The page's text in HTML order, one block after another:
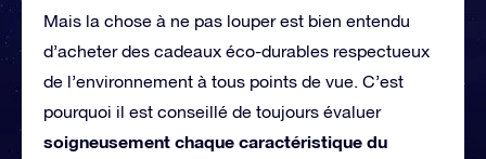
Mais la chose à ne pas louper est bien entendu
d’acheter des cadeaux éco-durables respectueux
de l’environnement à tous points de vue. C’est
pourquoi il est conseillé de toujours évaluer
soigneusement chaque caractéristique du